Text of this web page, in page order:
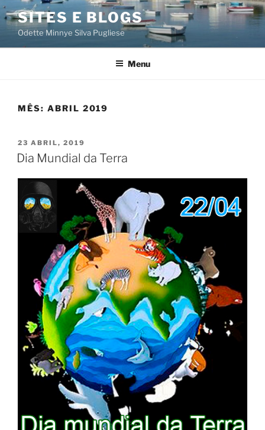
Saltar
para
conteúdo
SITES E BLOGS
Odette Minnye Silva Pugliese
Menu
MÊS: ABRIL 2019
PUBLICADO
EM
23 ABRIL, 2019
Dia Mundial da Terra